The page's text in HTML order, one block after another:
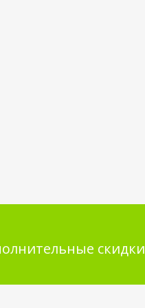
скидки